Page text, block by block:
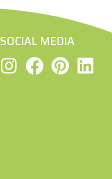
SOCIAL MEDIA